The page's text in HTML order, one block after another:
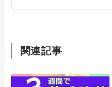
関連記事